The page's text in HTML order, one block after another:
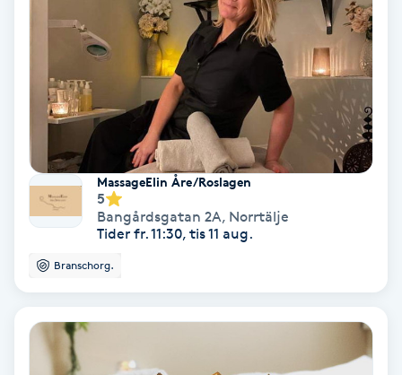
Hatha Yoga
Healing
Herrklippning
Hollywood Peel
MassageElin Åre/Roslagen
5
Bangårdsgatan 2A, Norrtälje
Tider fr. 11:30, tis 11 aug.
Branschorg.